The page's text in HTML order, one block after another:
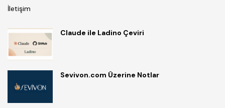
İletişim
Claude ile Ladino Çeviri
Sevivon.com Üzerine Notlar